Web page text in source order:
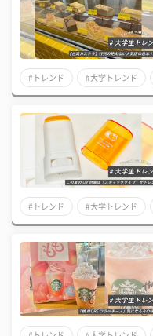
#トレンド #大学トレンド
#トレンド #大学トレンド